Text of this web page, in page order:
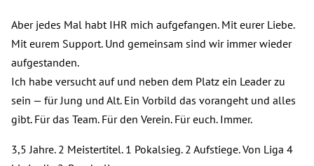
Aber jedes Mal habt IHR mich aufgefangen. Mit eurer Liebe.
Mit eurem Support. Und gemeinsam sind wir immer wieder
aufgestanden.
Ich habe versucht auf und neben dem Platz ein Leader zu
sein — für Jung und Alt. Ein Vorbild das vorangeht und alles
gibt. Für das Team. Für den Verein. Für euch. Immer.
3,5 Jahre. 2 Meistertitel. 1 Pokalsieg. 2 Aufstiege. Von Liga 4